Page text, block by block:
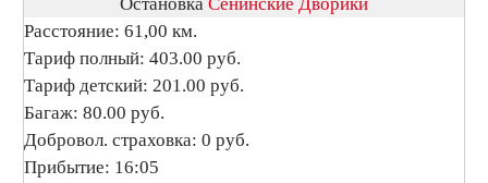
Расстояние: 61,00 км.
Тариф полный: 403.00 руб.
Тариф детский: 201.00 руб.
Багаж: 80.00 руб.
Добровол. страховка: 0 руб.
Прибытие: 16:05